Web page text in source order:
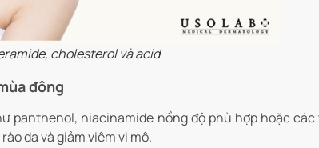
cholesterol và acid
đông
panthenol, niacinamide nồng độ phù hợp hoặc
da và giảm viêm vi mô.